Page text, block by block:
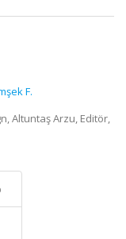
F.
Altuntaş Arzu, Editör,